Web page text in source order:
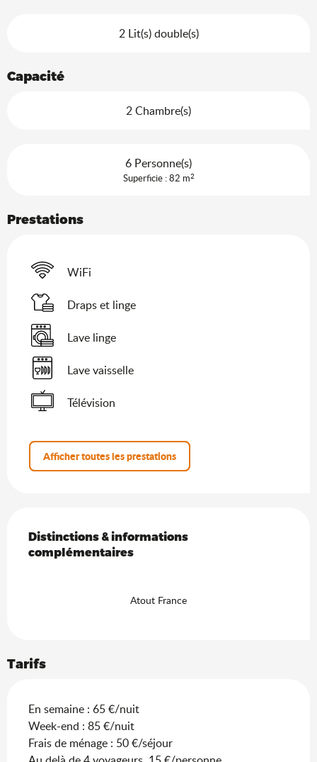
2 Lit(s) double(s)
Capacité
2 Chambre(s)
6 Personne(s)
Superficie : 82 m2
Prestations
WiFi
Draps et linge
Lave linge
Lave vaisselle
Télévision
Afficher toutes les prestations
Distinctions & informations complémentaires
Distinctions & informations
complémentaires
Atout France
Tarifs
En semaine : 65 €/nuit
Week-end : 85 €/nuit
Frais de ménage : 50 €/séjour